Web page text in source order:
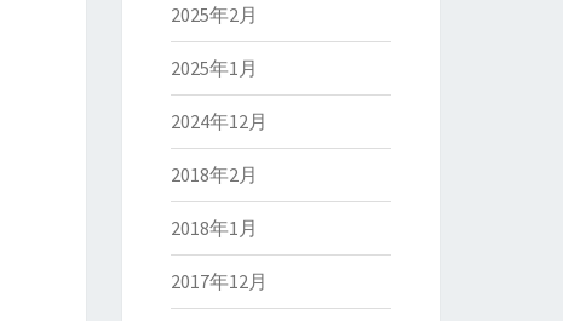
2025年2月
2025年1月
2024年12月
2018年2月
2018年1月
2017年12月